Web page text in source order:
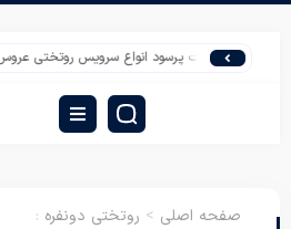
صادرات پرسود انواع سرویس روتختی عروس
صفحه اصلی > روتختی دونفره :